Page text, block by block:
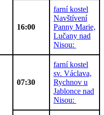
16:00
farní kostel
Navštívení
Panny Marie,
Lučany nad
Nisou:
07:30
farní kostel
sv. Václava,
Rychnov u
Jablonce nad
Nisou: